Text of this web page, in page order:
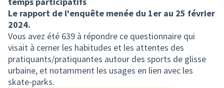
Le rapport de l'enquête menée du 1er au 25 février
2024.
Vous avez été 639 à répondre ce questionnaire qui
visait à cerner les habitudes et les attentes des
pratiquants/pratiquantes autour des sports de glisse
urbaine, et notamment les usages en lien avec les
skate-parks.